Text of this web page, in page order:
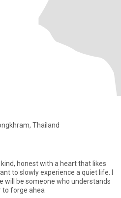
Thailand
honest with a heart that likes
to slowly experience a quiet life. I
will be someone who understands
to forge ahea